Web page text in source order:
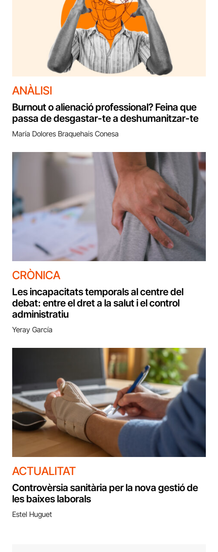
ANÀLISI
Burnout o alienació professional? Feina que
passa de desgastar-te a deshumanitzar-te
María Dolores Braquehais Conesa
CRÒNICA
Les incapacitats temporals al centre del
debat: entre el dret a la salut i el control
administratiu
Yeray García
ACTUALITAT
Controvèrsia sanitària per la nova gestió de
les baixes laborals
Estel Huguet